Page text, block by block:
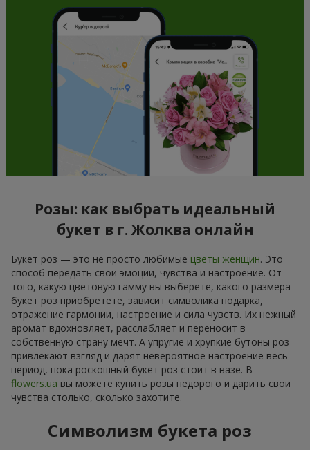
Розы: как выбрать идеальный
букет в г. Жолква онлайн
Букет роз — это не просто любимые цветы женщин. Это
способ передать свои эмоции, чувства и настроение. От
того, какую цветовую гамму вы выберете, какого размера
букет роз приобретете, зависит символика подарка,
отражение гармонии, настроение и сила чувств. Их нежный
аромат вдохновляет, расслабляет и переносит в
собственную страну мечт. А упругие и хрупкие бутоны роз
привлекают взгляд и дарят невероятное настроение весь
период, пока роскошный букет роз стоит в вазе. В
flowers.ua вы можете купить розы недорого и дарить свои
чувства столько, сколько захотите.
Символизм букета роз